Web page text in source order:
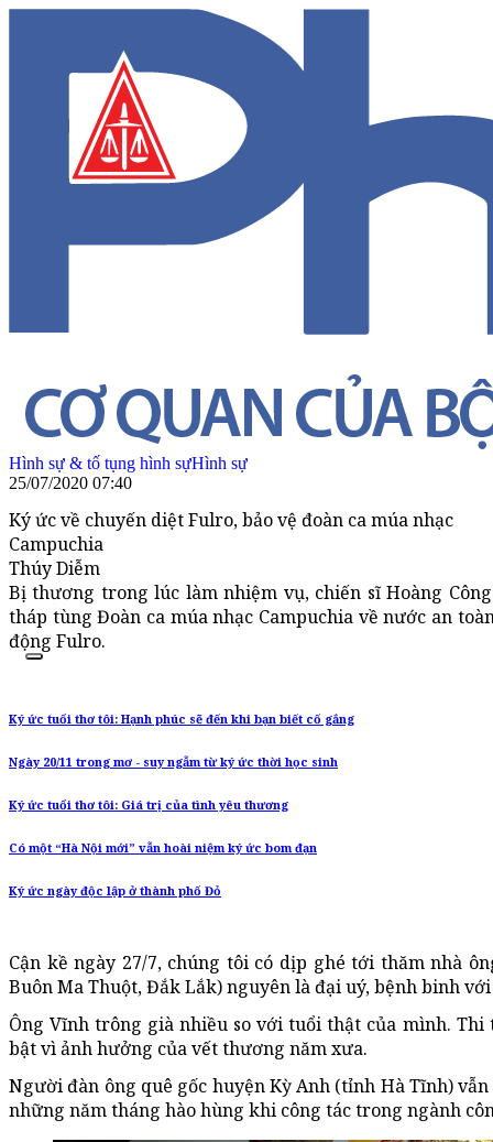
Hình sự & tố tụng hình sựHình sự
25/07/2020 07:40
Ký ức về chuyến diệt Fulro, bảo vệ đoàn ca múa nhạc
Campuchia
Thúy Diễm
Bị thương trong lúc làm nhiệm vụ, chiến sĩ Hoàng
tháp tùng Đoàn ca múa nhạc Campuchia về nước an
động Fulro.
Ký ức tuổi thơ tôi: Hạnh phúc sẽ đến khi bạn biết cố gắng
Ngày 20/11 trong mơ - suy ngẫm từ ký ức thời học sinh
Ký ức tuổi thơ tôi: Giá trị của tình yêu thương
Có một “Hà Nội mới” vẫn hoài niệm ký ức bom đạn
Ký ức ngày độc lập ở thành phố Đỏ
Cận kề ngày 27/7, chúng tôi có dịp ghé tới thăm nhà
Buôn Ma Thuột, Đắk Lắk) nguyên là đại uý, bệnh binh
Ông Vĩnh trông già nhiều so với tuổi thật của mình.
bật vì ảnh hưởng của vết thương năm xưa.
Người đàn ông quê gốc huyện Kỳ Anh (tỉnh Hà Tĩnh)
những năm tháng hào hùng khi công tác trong ngành